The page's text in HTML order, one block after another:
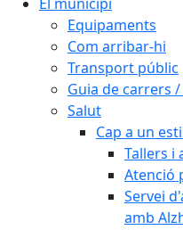
Equipaments
Com arribar-hi
Transport públic
Guia de carrers
Salut
Cap a un
Tallers i
Atenció
Servei
amb